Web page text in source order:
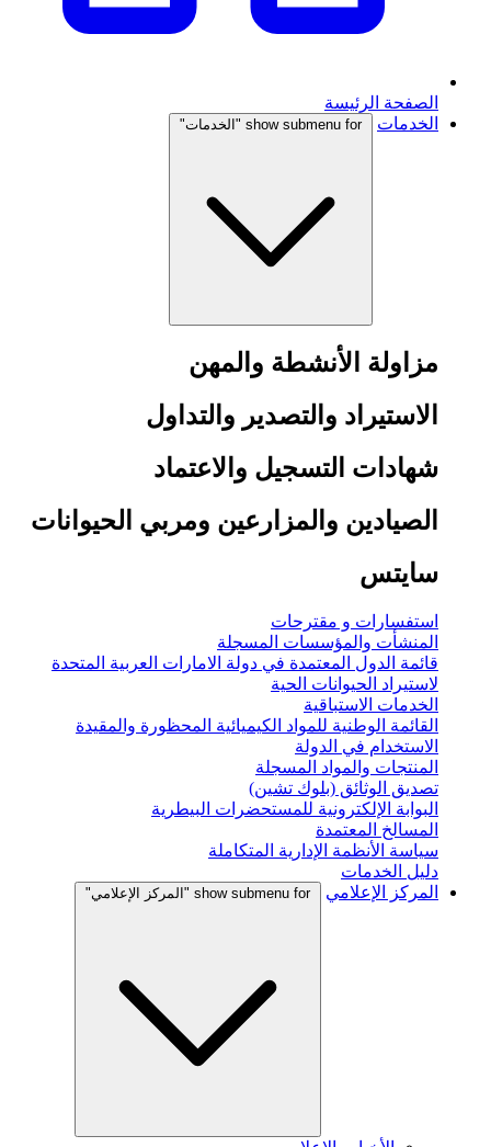
الصفحة الرئيسة
الخدمات
show submenu for "الخدمات"
مزاولة الأنشطة والمهن
الاستيراد والتصدير والتداول
شهادات التسجيل والاعتماد
الصيادين والمزارعين ومربي الحيوانات
سايتس
استفسارات و مقترحات
المنشأت والمؤسسات المسجلة
قائمة الدول المعتمدة في دولة الامارات العربية المتحدة
لاستيراد الحيوانات الحية
الخدمات الاستباقية
القائمة الوطنية للمواد الكيميائية المحظورة والمقيدة
الاستخدام في الدولة
المنتجات والمواد المسجلة
تصديق الوثائق (بلوك تشين)
البوابة الإلكترونية للمستحضرات البيطرية
المسالخ المعتمدة
سياسة الأنظمة الإدارية المتكاملة
دليل الخدمات
المركز الإعلامي
show submenu for "المركز الإعلامي"